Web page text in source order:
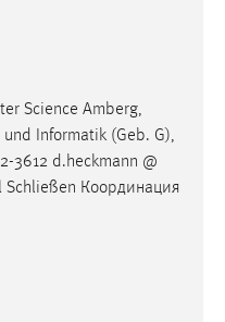
Science Amberg,
Informatik (Geb. G),
3612 d.heckmann @
Schließen Координация